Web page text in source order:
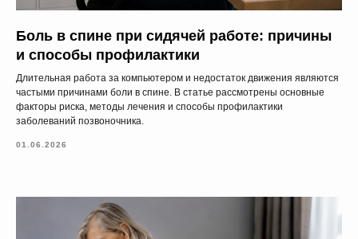
Боль в спине при сидячей работе: причины
и способы профилактики
Длительная работа за компьютером и недостаток движения являются
частыми причинами боли в спине. В статье рассмотрены основные
факторы риска, методы лечения и способы профилактики
заболеваний позвоночника.
01.06.2026